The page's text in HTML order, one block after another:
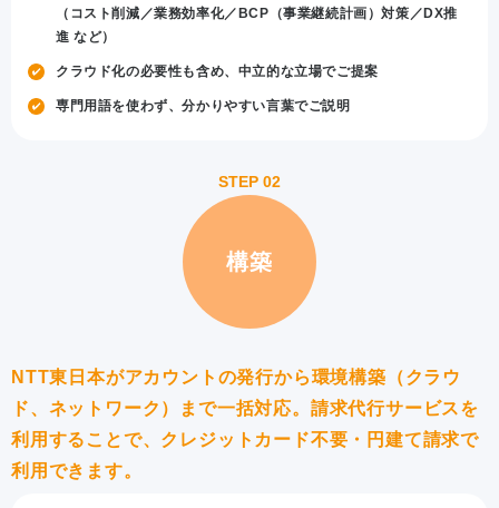
（コスト削減／業務効率化／BCP（事業継続計画）対策／DX推
進 など）
クラウド化の必要性も含め、中立的な立場でご提案
専門用語を使わず、分かりやすい言葉でご説明
構築
NTT東日本がアカウントの発行から環境構築（クラウ
ド、ネットワーク）まで一括対応。 請求代行サービスを
利用することで、クレジットカード不要・円建て請求で
利用できます。